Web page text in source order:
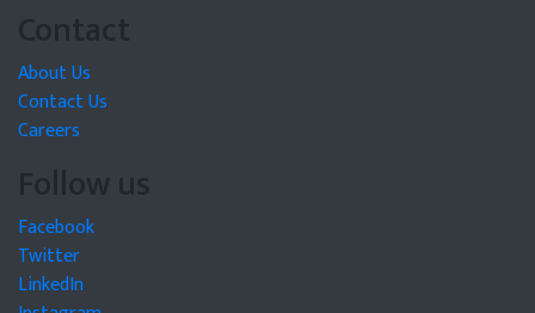
Contact
About Us
Contact Us
Careers
Follow us
Facebook
Twitter
LinkedIn